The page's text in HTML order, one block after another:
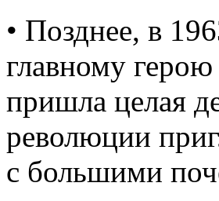
• Позднее, в
главному
пришла целая
революции
с большими